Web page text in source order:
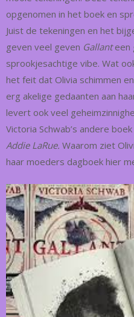
opgenomen in het boek en
Juist de tekeningen en het
geven veel geven Gallanteen
sprookjesachtige vibe. Wat
het feit dat Olivia schimmen
erg akelige gedaanten aan
levert ook veel
Victoria Schwab’s andere boek
Addie LaRue. Waarom ziet
haar moeders dagboek hier